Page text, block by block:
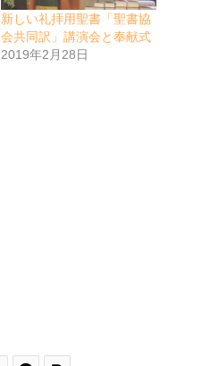
新しい礼拝用聖書「聖書協
会共同訳」講演会と奉献式
2019年2月28日